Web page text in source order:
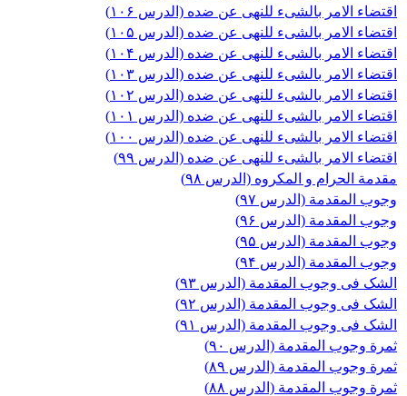
اقتضاء الامر بالشیء للنهی عن ضده (الدرس ۱۰۶)
اقتضاء الامر بالشیء للنهی عن ضده (الدرس ۱۰۵)
اقتضاء الامر بالشیء للنهی عن ضده (الدرس ۱۰۴)
اقتضاء الامر بالشیء للنهی عن ضده (الدرس ۱۰۳)
اقتضاء الامر بالشیء للنهی عن ضده (الدرس ۱۰۲)
اقتضاء الامر بالشیء للنهی عن ضده (الدرس ۱۰۱)
اقتضاء الامر بالشیء للنهی عن ضده (الدرس ۱۰۰)
اقتضاء الامر بالشیء للنهی عن ضده (الدرس ۹۹)
مقدمة الحرام و المکروه (الدرس ۹۸)
وجوب المقدمة (الدرس ۹۷)
وجوب المقدمة (الدرس ۹۶)
وجوب المقدمة (الدرس ۹۵)
وجوب المقدمة (الدرس ۹۴)
الشک فی وجوب المقدمة (الدرس ۹۳)
الشک فی وجوب المقدمة (الدرس ۹۲)
الشک فی وجوب المقدمة (الدرس ۹۱)
ثمرة وجوب المقدمة (الدرس ۹۰)
ثمرة وجوب المقدمة (الدرس ۸۹)
ثمرة وجوب المقدمة (الدرس ۸۸)